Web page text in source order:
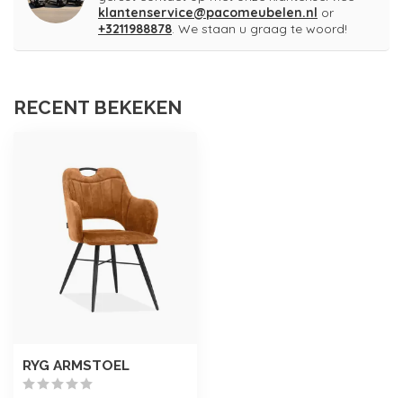
klantenservice@pacomeubelen.nl or
+3211988878. We staan u graag te woord!
RECENT BEKEKEN
RYG ARMSTOEL